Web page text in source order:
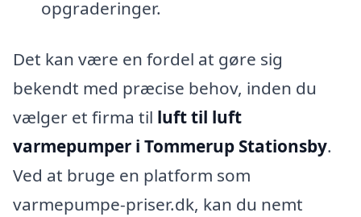
opgraderinger.
Det kan være en fordel at gøre sig
bekendt med præcise behov, inden du
vælger et firma til luft til luft
varmepumper i Tommerup Stationsby.
Ved at bruge en platform som
varmepumpe-priser.dk, kan du nemt